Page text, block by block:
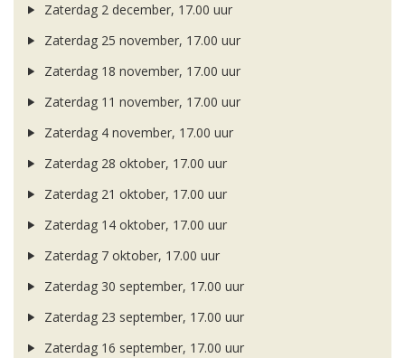
Zaterdag 2 december, 17.00 uur
Zaterdag 25 november, 17.00 uur
Zaterdag 18 november, 17.00 uur
Zaterdag 11 november, 17.00 uur
Zaterdag 4 november, 17.00 uur
Zaterdag 28 oktober, 17.00 uur
Zaterdag 21 oktober, 17.00 uur
Zaterdag 14 oktober, 17.00 uur
Zaterdag 7 oktober, 17.00 uur
Zaterdag 30 september, 17.00 uur
Zaterdag 23 september, 17.00 uur
Zaterdag 16 september, 17.00 uur